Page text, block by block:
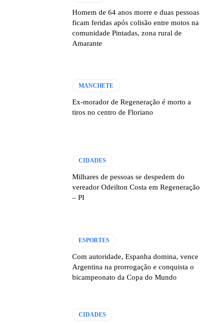
Homem de 64 anos morre e duas pessoas
ficam feridas após colisão entre motos na
comunidade Pintadas, zona rural de
Amarante
MANCHETE
Ex-morador de Regeneração é morto a
tiros no centro de Floriano
CIDADES
Milhares de pessoas se despedem do
vereador Odeilton Costa em Regeneração
– PI
ESPORTES
Com autoridade, Espanha domina, vence
Argentina na prorrogação e conquista o
bicampeonato da Copa do Mundo
CIDADES